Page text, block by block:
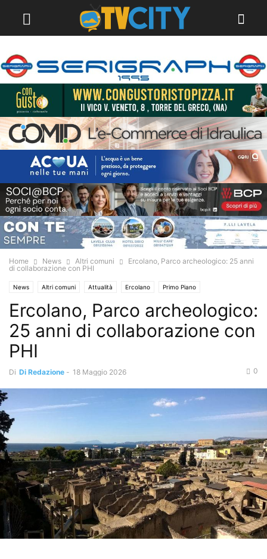
Home News Altri comuni
Ercolano, Parco archeologico: 25 anni
di collaborazione con PHI
News Altri comuni Attualità Ercolano Primo Piano
Ercolano, Parco archeologico:
25 anni di collaborazione con
PHI
Di Di Redazione - 18 Maggio 2026 0